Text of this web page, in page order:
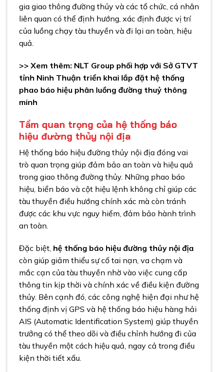
gia giao thông đường thủy và các tổ chức, cá nhân
liên quan có thể định hướng, xác định được vị trí
của luồng chạy tàu thuyền và đi lại an toàn, hiệu
quả.
>> Xem thêm: NLT Group phối hợp với Sở GTVT
tỉnh Ninh Thuận triển khai lắp đặt hệ thống
phao báo hiệu phân luồng đường thuỷ thông
minh
Tầm quan trọng của hệ thống báo
hiệu đường thủy nội địa
Hệ thống báo hiệu đường thủy nội địa đóng vai
trò quan trọng giúp đảm bảo an toàn và hiệu quả
trong giao thông đường thủy. Những phao báo
hiệu, biển báo và cột hiệu lệnh không chỉ giúp các
tàu thuyền điều hướng chính xác mà còn tránh
được các khu vực nguy hiểm, đảm bảo hành trình
an toàn.
Đặc biệt, hệ thống báo hiệu đường thủy nội địa
còn giúp giảm thiểu sự cố tai nạn, va chạm và
mắc cạn của tàu thuyền nhờ vào việc cung cấp
thông tin kịp thời và chính xác về điều kiện đường
thủy. Bên cạnh đó, các công nghệ hiện đại như hệ
thống định vị GPS và hệ thống báo hiệu hàng hải
AIS (Automatic Identification System) giúp thuyền
trưởng có thể theo dõi và điều chỉnh hướng đi của
tàu thuyền một cách hiệu quả, ngay cả trong điều
kiện thời tiết xấu.